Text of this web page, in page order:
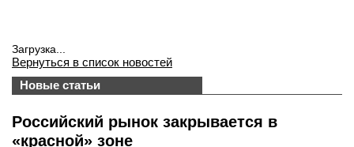
Загрузка...
Вернуться в список новостей
Новые статьи
Российский рынок закрывается в
«красной» зоне